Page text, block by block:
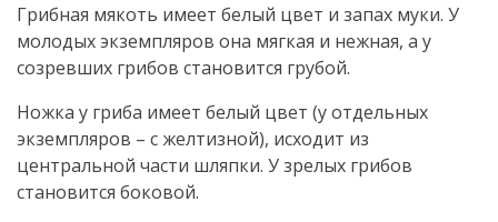
Грибная мякоть имеет белый цвет и запах муки. У
молодых экземпляров она мягкая и нежная, а у
созревших грибов становится грубой.
Ножка у гриба имеет белый цвет (у отдельных
экземпляров – с желтизной), исходит из
центральной части шляпки. У зрелых грибов
становится боковой.